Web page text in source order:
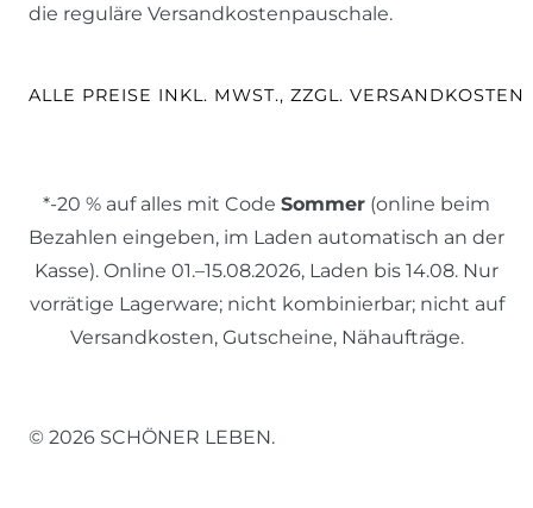
die reguläre Versandkostenpauschale.
ALLE PREISE INKL. MWST., ZZGL. VERSANDKOSTEN
*-20 % auf alles mit Code Sommer (online beim
Bezahlen eingeben, im Laden automatisch an der
Kasse). Online 01.–15.08.2026, Laden bis 14.08. Nur
vorrätige Lagerware; nicht kombinierbar; nicht auf
Versandkosten, Gutscheine, Nähaufträge.
© 2026 SCHÖNER LEBEN.